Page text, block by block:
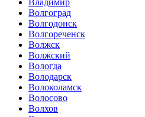
Владимир
Волгоград
Волгодонск
Волгореченск
Волжск
Волжский
Вологда
Володарск
Волоколамск
Волосово
Волхов